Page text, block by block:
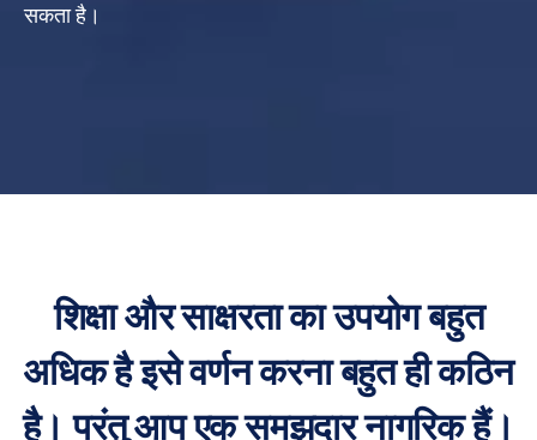
सकता है।
शिक्षा और साक्षरता का उपयोग बहुत
अधिक है इसे वर्णन करना बहुत ही कठिन
है। परंतु आप एक समझदार नागरिक हैं।